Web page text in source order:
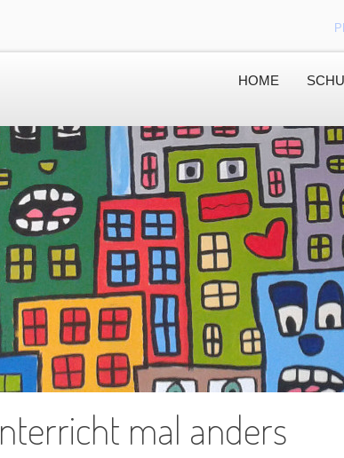
HOME
mal anders